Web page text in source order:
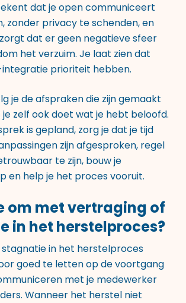
dat je open communiceert
zonder privacy te schenden, en
dat er geen negatieve sfeer
het verzuim. Je laat zien dat
prioriteit hebben.
je de afspraken die zijn gemaakt
zelf ook doet wat je hebt beloofd.
is gepland, zorg je dat je tijd
zijn afgesproken, regel
te zijn, bouw je
en help je het proces vooruit.
om met vertraging of
in het herstelproces?
in het herstelproces
goed te letten op de voortgang
met je medewerker
Wanneer het herstel niet